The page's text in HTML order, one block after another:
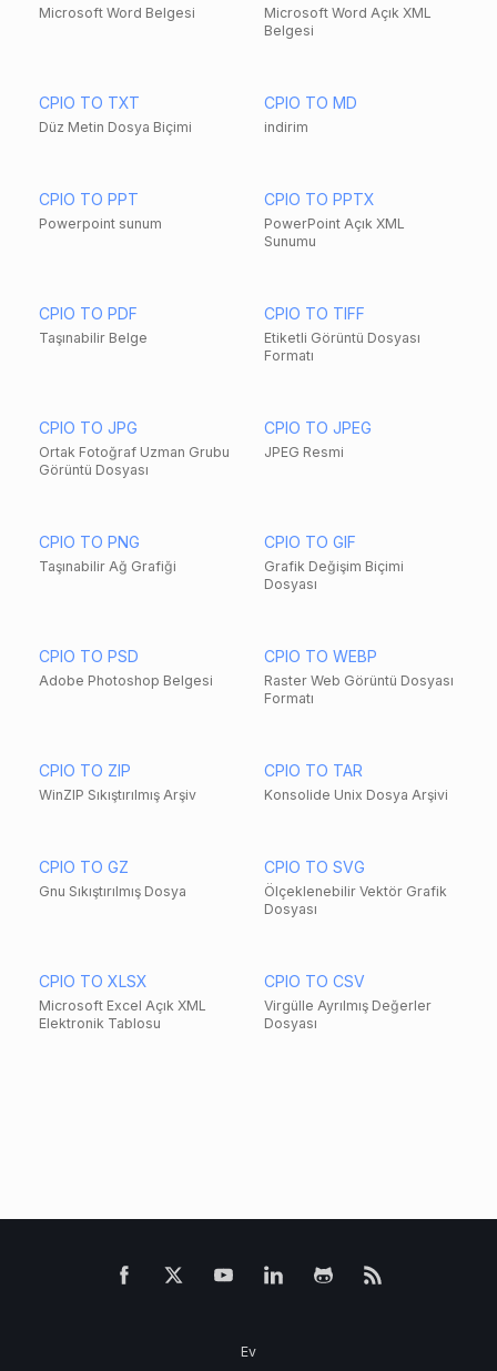
Microsoft Word Belgesi
Microsoft Word Açık XML
Belgesi
CPIO TO TXT
Düz Metin Dosya Biçimi
CPIO TO MD
indirim
CPIO TO PPT
Powerpoint sunum
CPIO TO PPTX
PowerPoint Açık XML
Sunumu
CPIO TO PDF
Taşınabilir Belge
CPIO TO TIFF
Etiketli Görüntü Dosyası
Formatı
CPIO TO JPG
Ortak Fotoğraf Uzman Grubu
Görüntü Dosyası
CPIO TO JPEG
JPEG Resmi
CPIO TO PNG
Taşınabilir Ağ Grafiği
CPIO TO GIF
Grafik Değişim Biçimi
Dosyası
CPIO TO PSD
Adobe Photoshop Belgesi
CPIO TO WEBP
Raster Web Görüntü Dosyası
Formatı
CPIO TO ZIP
WinZIP Sıkıştırılmış Arşiv
CPIO TO TAR
Konsolide Unix Dosya Arşivi
CPIO TO GZ
Gnu Sıkıştırılmış Dosya
CPIO TO SVG
Ölçeklenebilir Vektör Grafik
Dosyası
CPIO TO XLSX
Microsoft Excel Açık XML
Elektronik Tablosu
CPIO TO CSV
Virgülle Ayrılmış Değerler
Dosyası
Ev